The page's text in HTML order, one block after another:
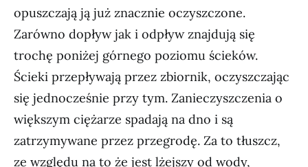
opuszczają ją już znacznie oczyszczone.
Zarówno dopływ jak i odpływ znajdują się
trochę poniżej górnego poziomu ścieków.
Ścieki przepływają przez zbiornik, oczyszczając
się jednocześnie przy tym. Zanieczyszczenia o
większym ciężarze spadają na dno i są
zatrzymywane przez przegrodę. Za to tłuszcz,
ze względu na to że jest lżejszy od wody,